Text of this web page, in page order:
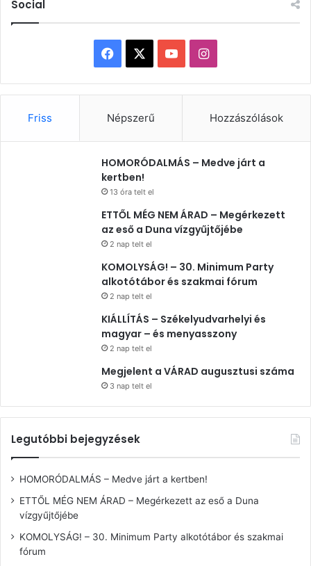
Social
Facebook YouTubeInstagram
Friss Népszerű Hozzászólások
HOMORÓDALMÁS – Medve járt a
kertben!
13 óra telt el
ETTŐL MÉG NEM ÁRAD – Megérkezett
az eső a Duna vízgyűjtőjébe
2 nap telt el
KOMOLYSÁG! – 30. Minimum Party
alkotótábor és szakmai fórum
2 nap telt el
KIÁLLÍTÁS – Székelyudvarhelyi és
magyar – és menyasszony
2 nap telt el
Megjelent a VÁRAD augusztusi száma
3 nap telt el
Legutóbbi bejegyzések
HOMORÓDALMÁS – Medve járt a kertben!
ETTŐL MÉG NEM ÁRAD – Megérkezett az eső a Duna
vízgyűjtőjébe
KOMOLYSÁG! – 30. Minimum Party alkotótábor és szakmai
fórum